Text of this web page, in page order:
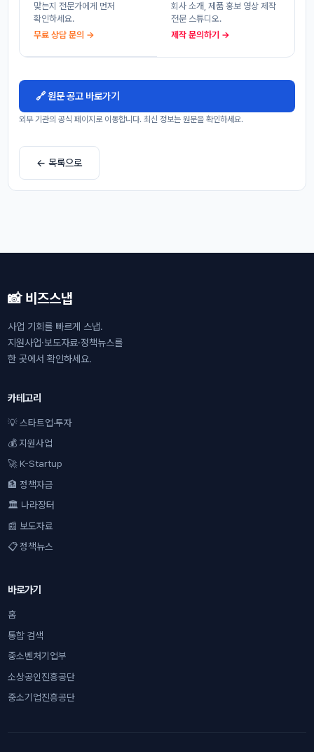
맞는지 전문가에게 먼저
확인하세요.
무료 상담 문의 →
회사 소개, 제품 홍보 영상 제작
전문 스튜디오.
제작 문의하기 →
🔗 원문 공고 바로가기
외부 기관의 공식 페이지로 이동합니다. 최신 정보는 원문을 확인하세요.
← 목록으로
📸 비즈스냅
사업 기회를 빠르게 스냅.
지원사업·보도자료·정책뉴스를
한 곳에서 확인하세요.
카테고리
💡 스타트업·투자
💰 지원사업
🚀 K-Startup
🏦 정책자금
🏛 나라장터
📰 보도자료
📋 정책뉴스
바로가기
홈
통합 검색
중소벤처기업부
소상공인진흥공단
중소기업진흥공단